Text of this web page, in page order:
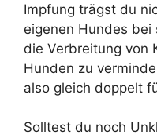
Impfung trägst du
eigenen Hundes
die Verbreitung von
Hunden zu
also gleich doppelt
Solltest du noch